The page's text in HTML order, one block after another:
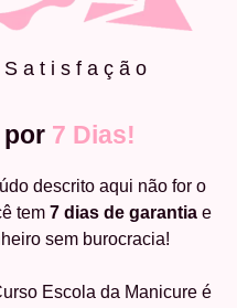
por 7 Dias!
descrito aqui não for o
tem 7 dias de garantiae
sem burocracia!
Escola da Manicure é